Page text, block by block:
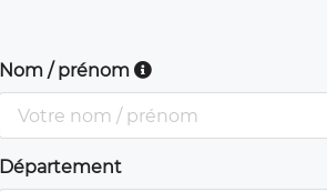
Nom / prénom
Département